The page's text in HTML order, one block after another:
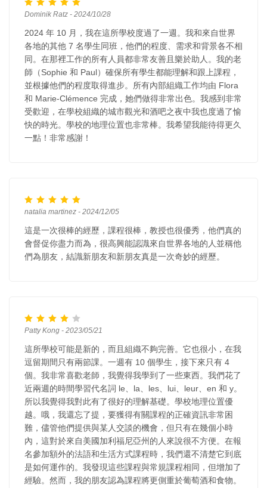
Dominik Ratz - 2024/10/28
2024 年 10 月，我在這所學校度過了一週。我和來自世界
各地的其他 7 名學生同班，他們的程度、需求和背景各不相
同。在那裡工作的所有人員都非常友善且樂於助人。我的老
師（Sophie 和 Paul）確保所有學生都能理解和跟上課程，
並根據他們的程度取得進步。所有內部組織工作均由 Flora
和 Marie-Clémence 完成，她們做得非常出色。我感到非常
受歡迎，在學校組織的城市觀光和酒吧之夜中我也度過了愉
快的時光。學校的地理位置也非常棒。我希望我能待得更久
一點！非常感謝！
natalia martinez - 2024/12/05
這是一次很棒的經歷，課程很棒，教授也很優秀，他們真的
會督促你盡力而為，很高興能認識來自世界各地的人並稱他
們為朋友，結識新朋友和新朋友真是一次奇妙的經歷。
Patty Kong - 2023/05/21
這所學校可能是新的，而且組織不夠完善。它也很小，在我
逗留期間只有兩節課。一週有 10 個學生，接下來只有 4
個。我非常喜歡老師，我覺得我學到了一些東西。我們花了
近兩週的時間學習代名詞 le、la、les、lui、leur、en 和 y。
所以我覺得我對此有了很好的理解基礎。學校地理位置優
越。哦，我還忘了提，要獲得有關課程的正確資訊非常困
難，儘管他們提供與某人交談的機會，但只有在幾個小時
內，這對於來自美國加利福尼亞州的人來說很不方便。在報
名參加額外的法語和生活方式課程時，我們還不清楚它到底
是如何運作的。我發現這些課程與常規課程相同，但增加了
經驗。然而，我的朋友認為課程將更側重於葡萄酒和食物。